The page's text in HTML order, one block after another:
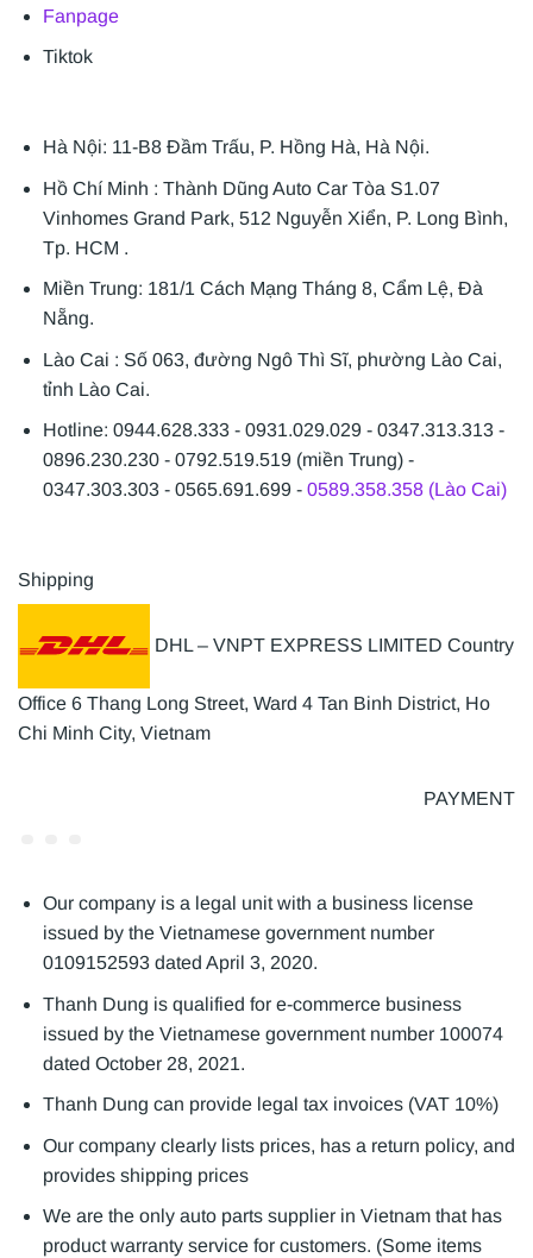
Fanpage
Tiktok
Hà Nội: 11-B8 Đầm Trấu, P. Hồng Hà, Hà Nội.
Hồ Chí Minh : Thành Dũng Auto Car Tòa S1.07
Vinhomes Grand Park, 512 Nguyễn Xiển, P. Long Bình,
Tp. HCM .
Miền Trung: 181/1 Cách Mạng Tháng 8, Cẩm Lệ, Đà
Nẵng.
Lào Cai : Số 063, đường Ngô Thì Sĩ, phường Lào Cai,
tỉnh Lào Cai.
Hotline: 0944.628.333 - 0931.029.029 - 0347.313.313 -
0896.230.230 - 0792.519.519 (miền Trung) -
0347.303.303 - 0565.691.699 - 0589.358.358 (Lào Cai)
Shipping
DHL – VNPT EXPRESS LIMITED Country
Office 6 Thang Long Street, Ward 4 Tan Binh District, Ho
Chi Minh City, Vietnam
PAYMENT
Our company is a legal unit with a business license
issued by the Vietnamese government number
0109152593 dated April 3, 2020.
Thanh Dung is qualified for e-commerce business
issued by the Vietnamese government number 100074
dated October 28, 2021.
Thanh Dung can provide legal tax invoices (VAT 10%)
Our company clearly lists prices, has a return policy, and
provides shipping prices
We are the only auto parts supplier in Vietnam that has
product warranty service for customers. (Some items